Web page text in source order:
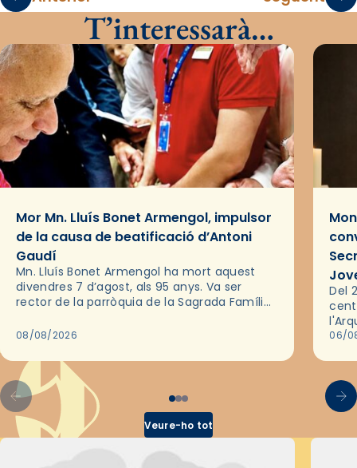
T’interessarà…
Mor Mn. Lluís Bonet Armengol, impulsor
de la causa de beatificació d’Antoni
Gaudí
Mn. Lluís Bonet Armengol ha mort aquest
divendres 7 d’agost, als 95 anys. Va ser
rector de la parròquia de la Sagrada Família
2018,…
08/08/2026
Del
les
06/
Veure-ho tot